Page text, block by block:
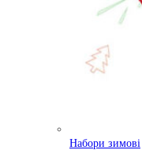
Набори зимові